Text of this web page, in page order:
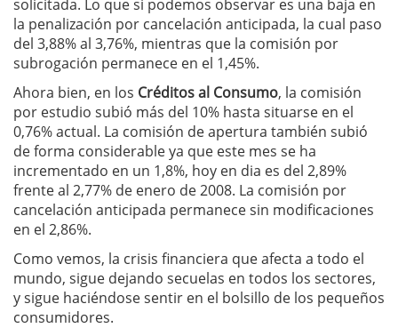
solicitada. Lo que si podemos observar es una baja en
la penalización por cancelación anticipada, la cual paso
del 3,88% al 3,76%, mientras que la comisión por
subrogación permanece en el 1,45%.
Ahora bien, en los Créditos al Consumo, la comisión
por estudio subió más del 10% hasta situarse en el
0,76% actual. La comisión de apertura también subió
de forma considerable ya que este mes se ha
incrementado en un 1,8%, hoy en dia es del 2,89%
frente al 2,77% de enero de 2008. La comisión por
cancelación anticipada permanece sin modificaciones
en el 2,86%.
Como vemos, la crisis financiera que afecta a todo el
mundo, sigue dejando secuelas en todos los sectores,
y sigue haciéndose sentir en el bolsillo de los pequeños
consumidores.